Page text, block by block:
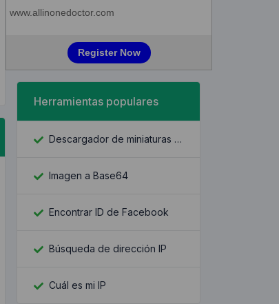
Herramientas populares
Descargador de miniaturas de YouTube
Imagen a Base64
Encontrar ID de Facebook
Búsqueda de dirección IP
Cuál es mi IP